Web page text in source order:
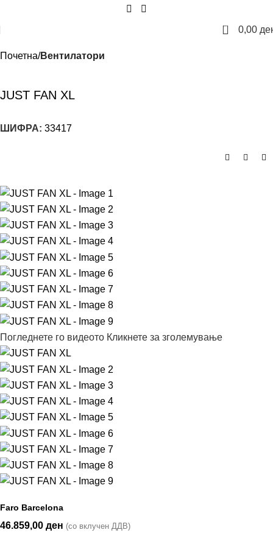
0 0,00
Почетна Вентилатори
JUST FAN XL
ШИФРА: 33417
Погледнете го видеото Кликнете за зголемување
Faro Barcelona
46.859,00 ден (со вклучен ДДВ)